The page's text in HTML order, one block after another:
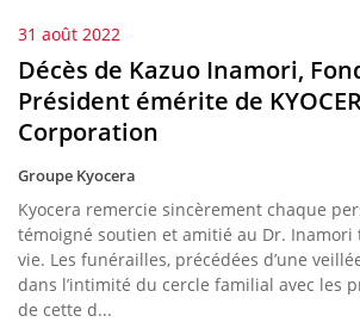
31 août 2022
Décès de Kazuo Inamori,
Président émérite de
Corporation
Groupe Kyocera
Kyocera remercie sincèrement chaque
témoigné soutien et amitié au Dr. Inamori
vie. Les funérailles, précédées d’une
dans l’intimité du cercle familial avec les
de cette d...